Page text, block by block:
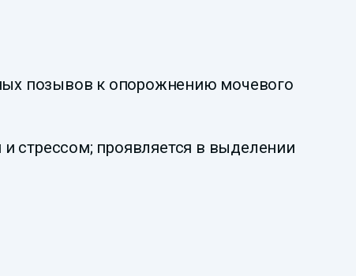
позывов к опорожнению мочевого
стрессом; проявляется в выделении